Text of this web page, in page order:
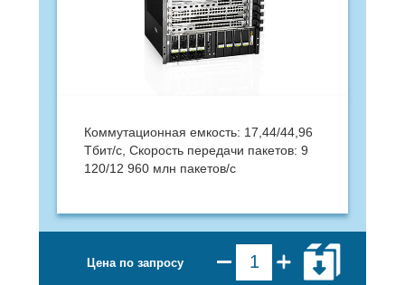
Коммутационная емкость: 17,44/44,96
Тбит/с, Скорость передачи пакетов: 9
120/12 960 млн пакетов/с
Цена по запросу